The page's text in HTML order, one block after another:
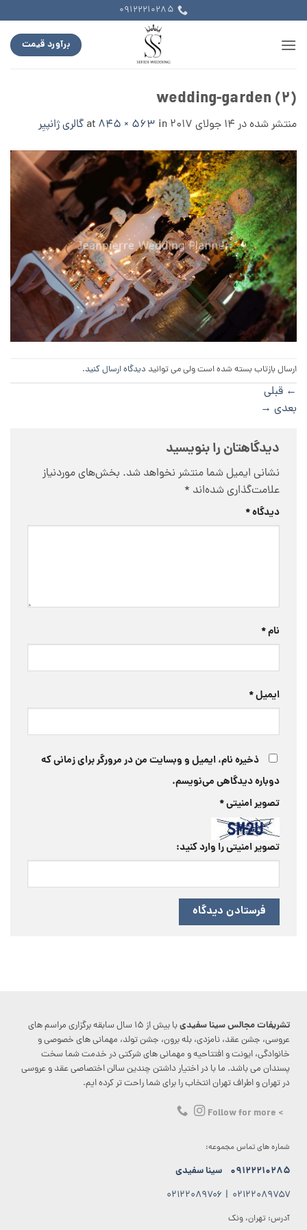
to
content
09122210285
برآورد قیمت
wedding-garden (2)
منتشر شده در 14 جولای 2017 845 × 563 in گالری ژانپیِر
ارسال بازتاب بسته شده است ولی می توانید دیدگاه ارسال کنید.
← قبلی
بعدی →
دیدگاهتان را بنویسید
نشانی ایمیل شما منتشر نخواهد شد. بخش‌های موردنیاز
علامت‌گذاری شده‌اند *
دیدگاه*
نام*
ایمیل*
ذخیره نام، ایمیل و وبسایت من در مرورگر برای زمانی که
دوباره دیدگاهی می‌نویسم.
تصویر امنیتی*
تصویر امنیتی را وارد کنید:
تشریفات مجالس سینا سفیدی
با بیش از ۱۵ سال سابقه برگزاری مراسم های
عروسی، جشن عقد، نامزدی، بله برون، جشن تولد، مهمانی های خصوصی و
خانوادگی، ایونت و افتتاحیه و مهمانی های شرکتی در خدمت شما سخت
پسندان می باشد. ما با در اختیار داشتن چندین سالن اختصاصی عقد و عروسی
در تهران و اطراف تهران انتخاب را برای شما راحت تر کرده ایم.
> Follow for more
شماره های تماس مجموعه:
۰۹۱۲۲۲۱۰۲۸۵ سینا سفیدی
۰۲۱۲۲۰۸۹۷۵۷ | ۰۲۱۲۲۰۸۹۷۰۶
آدرس: تهران، ونک